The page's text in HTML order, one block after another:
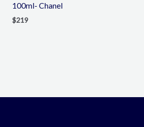
100ml- Chanel
$219